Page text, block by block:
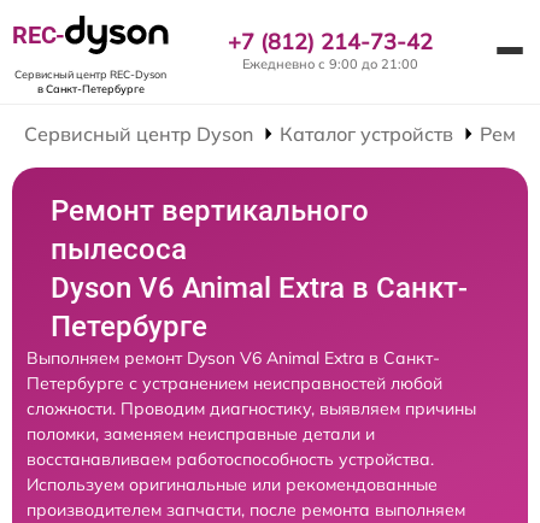
REC-
Сервисный центр REC-Dyson
в Санкт-Петербурге
+7 (812) 214-73-42
Ежедневно с 9:00 до 21:00
Сервисный центр Dyson Каталог устройств
Ремонт вертикального
пылесоса
Dyson V6 Animal Extra в Санкт-
Петербурге
Выполняем ремонт Dyson V6 Animal Extra в Санкт-
Петербурге с устранением неисправностей любой
сложности. Проводим диагностику, выявляем причины
поломки, заменяем неисправные детали и
восстанавливаем работоспособность устройства.
Используем оригинальные или рекомендованные
производителем запчасти, после ремонта выполняем